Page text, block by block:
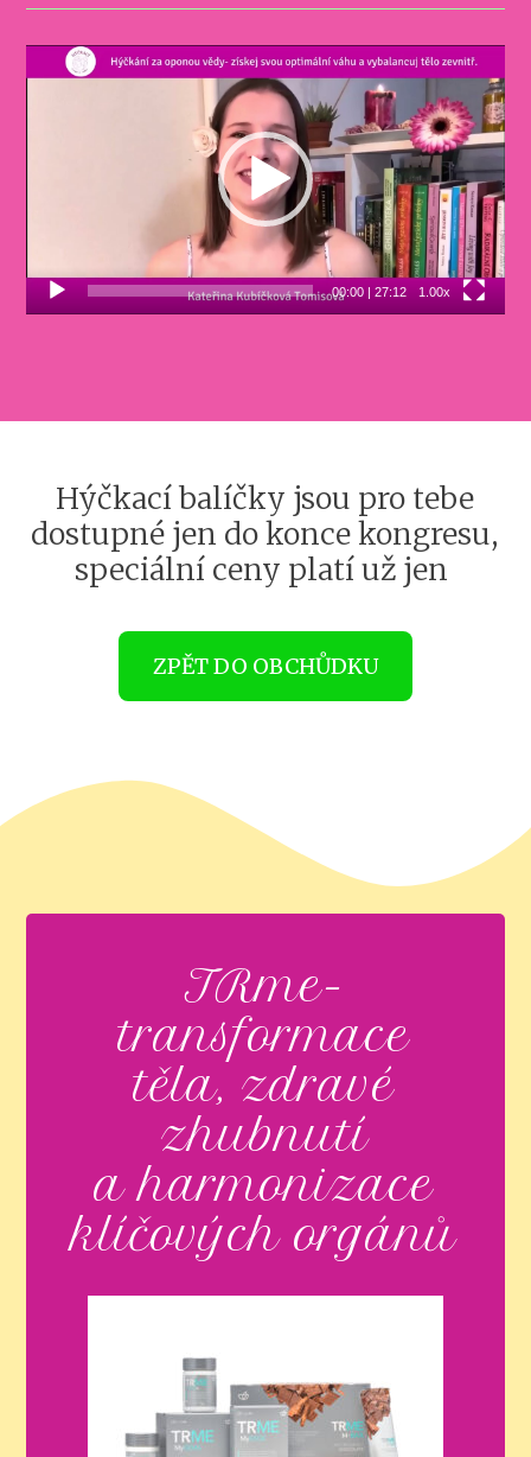
Video
00:00| 27:12 1.00x
Hýčkací balíčky jsou pro tebe
dostupné jen do konce kongresu,
speciální ceny platí už jen
ZPĚT DO OBCHŮDKU
TRme-
transformace
těla, zdravé
zhubnutí
a harmonizace
klíčových orgánů